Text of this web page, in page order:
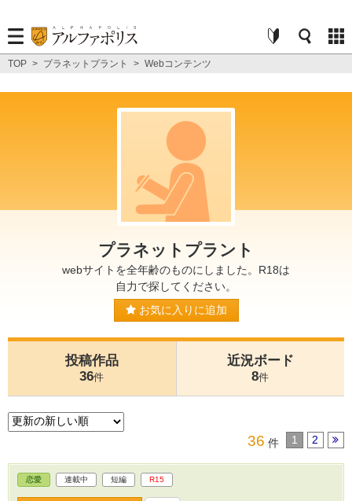
TOP > プラネットプラント > Webコンテンツ
プラネットプラント
webサイトを全年齢のものにしました。R18は
自力で探してください。
お気に入りに追加
投稿作品
36件
近況ボード
8件
36 件 1 2
恋愛 連載中 短編 R15